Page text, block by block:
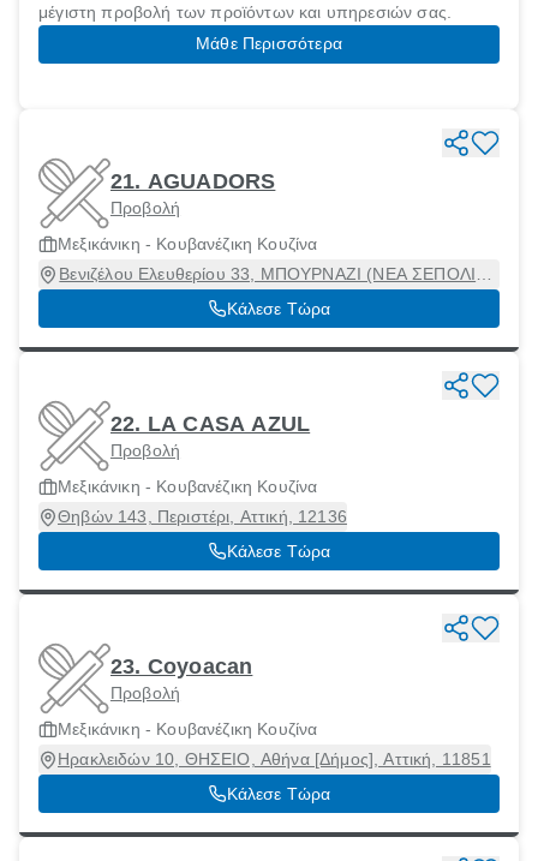
μέγιστη προβολή των προϊόντων και υπηρεσιών σας.
Μάθε Περισσότερα
21. AGUADORS
Προβολή
Μεξικάνικη - Κουβανέζικη Κουζίνα
Βενιζέλου Ελευθερίου 33, ΜΠΟΥΡΝΑΖΙ (ΝΕΑ ΣΕΠΟΛΙΑ),
Περιστέρι, Αττική, 12132
Κάλεσε Τώρα
22. LA CASA AZUL
Προβολή
Μεξικάνικη - Κουβανέζικη Κουζίνα
Θηβών 143, Περιστέρι, Αττική, 12136
Κάλεσε Τώρα
23. Coyoacan
Προβολή
Μεξικάνικη - Κουβανέζικη Κουζίνα
Ηρακλειδών 10, ΘΗΣΕΙΟ, Αθήνα [Δήμος], Αττική, 11851
Κάλεσε Τώρα